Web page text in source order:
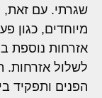
שגרתי. עם זאת,
מיוחדים, כגון
אזרחות נוספת
לשלול אזרחות.
הפנים ותפקיד